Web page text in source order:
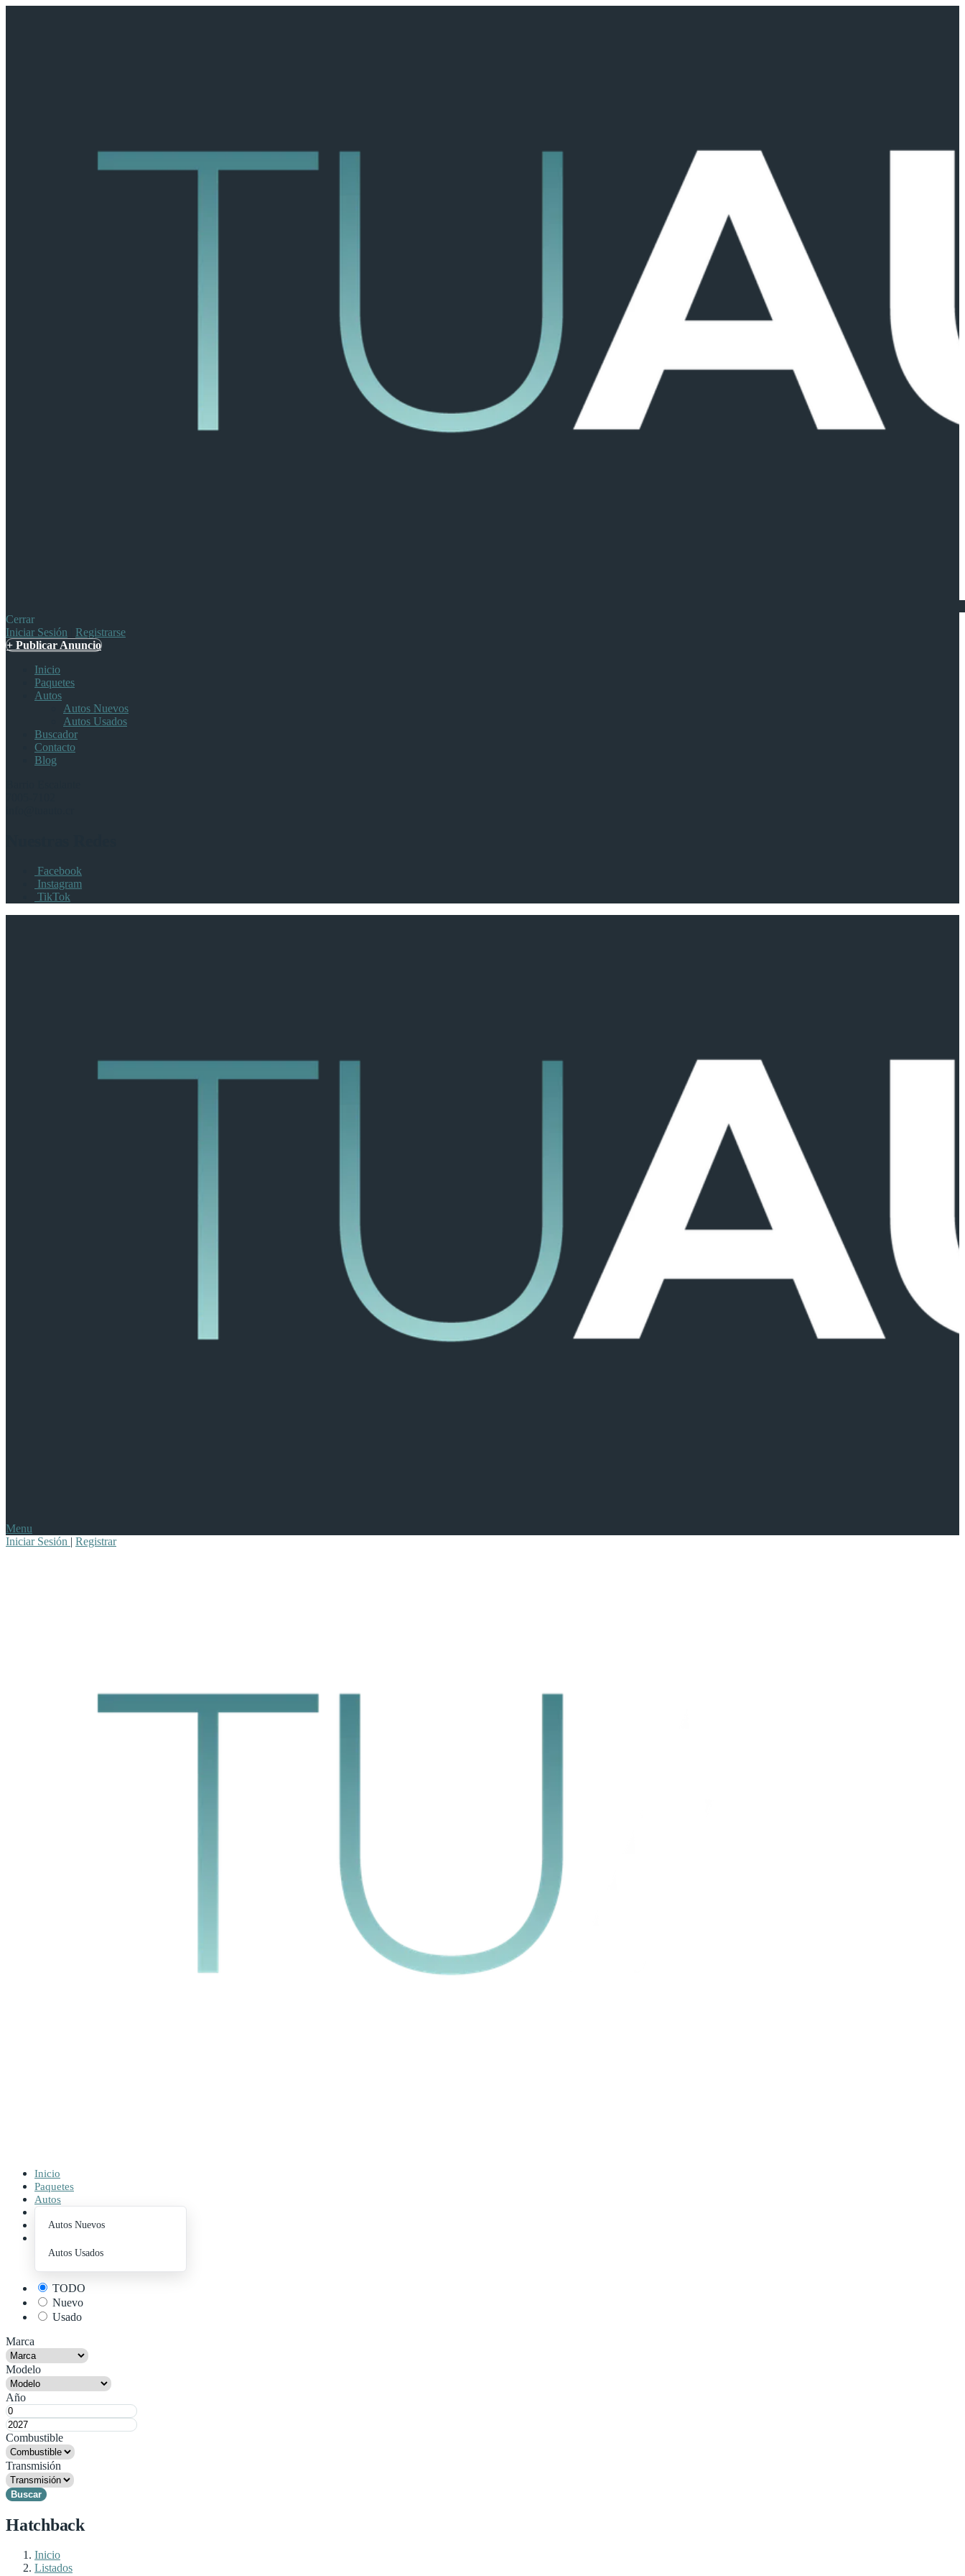
Cerrar
Iniciar Sesión
Registrarse
+ Publicar Anuncio
Inicio
Paquetes
Autos
Autos Nuevos
Autos Usados
Buscador
Contacto
Blog
Facebook
Instagram
TikTok
Menu
Iniciar Sesión | Registrar
Inicio
Paquetes
Autos
Autos Nuevos
Autos Usados
Contacto
TODO
Nuevo
Usado
Marca
Modelo
Año
Combustible
Transmisión
Buscar
Hatchback
Inicio
Listados